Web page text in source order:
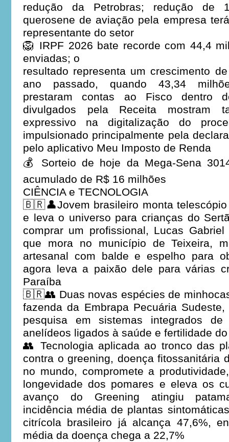
redução da Petrobras; redução de
querosene de aviação pela empresa
representante do setor
🦁 IRPF 2026 bate recorde com 44,4
enviadas; o
resultado representa um crescimento
ano passado, quando 43,34
prestaram contas ao Fisco dentro
divulgados pela Receita mostram
expressivo na digitalização do
impulsionado principalmente pela
pelo aplicativo Meu Imposto de Renda
💰 Sorteio de hoje da Mega-Sena
acumulado de R$ 16 milhões
CIÊNCIA e TECNOLOGIA
🇧🇷👤Jovem brasileiro monta telescópio
e leva o universo para crianças do
comprar um profissional, Lucas
que mora no município de Teixeira,
artesanal com balde e espelho para
agora leva a paixão dele para várias
Paraíba
🇧🇷👥 Duas novas espécies de
fazenda da Embrapa Pecuária
pesquisa em sistemas integrados de
anelídeos ligados à saúde e fertilidade
👥 Tecnologia aplicada ao tronco das
contra o greening, doença fitossanitária
no mundo, compromete a
longevidade dos pomares e eleva os
avanço do Greening atingiu
incidência média de plantas
citrícola brasileiro já alcança 47,6%,
média da doença chega a 22,7%